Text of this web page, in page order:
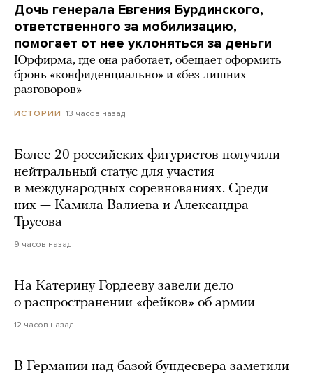
Дочь генерала Евгения Бурдинского,
ответственного за мобилизацию,
помогает от нее уклоняться за деньги
Юрфирма, где она работает, обещает оформить
бронь «конфиденциально» и «без лишних
разговоров»
ИСТОРИИ 13 часов назад
Более 20 российских фигуристов получили
нейтральный статус для участия
в международных соревнованиях. Среди
них — Камила Валиева и Александра
Трусова
9 часов назад
На Катерину Гордееву завели дело
о распространении «фейков» об армии
12 часов назад
В Германии над базой бундесвера заметили